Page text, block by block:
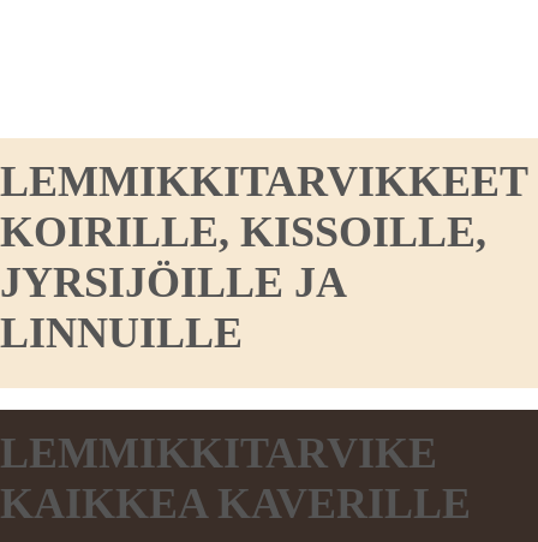
LEMMIKKITARVIKKEET
KOIRILLE, KISSOILLE,
JYRSIJÖILLE JA
LINNUILLE
LEMMIKKITARVIKE
KAIKKEA KAVERILLE